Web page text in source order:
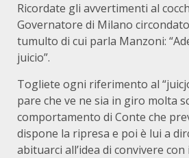
Ricordate gli avvertimenti al
Governatore di Milano
tumulto di cui parla Manzoni:
juicio”.
Togliete ogni riferimento al
pare che ve ne sia in giro molta
comportamento di Conte che
dispone la ripresa e poi è lui a
abituarci all’idea di convivere con